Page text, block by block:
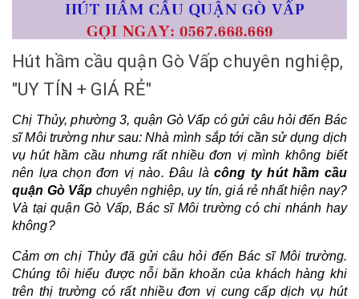
Hút hầm cầu quận Gò Vấp chuyên nghiệp,
"UY TÍN + GIÁ RẺ"
Chị Thủy, phường 3, quận Gò Vấp có gửi câu hỏi đến Bác
sĩ Môi trường như sau: Nhà mình sắp tới cần sử dụng dịch
vụ hút hầm cầu nhưng rất nhiều đơn vị mình không biết
nên lựa chọn đơn vị nào. Đâu là công ty hút hầm cầu
quận Gò Vấp chuyên nghiệp, uy tín, giá rẻ nhất hiện nay?
Và tại quận Gò Vấp, Bác sĩ Môi trường có chi nhánh hay
không?
Cảm ơn chị Thủy đã gửi câu hỏi đến Bác sĩ Môi trường.
Chúng tôi hiểu được nỗi băn khoăn của khách hàng khi
trên thị trường có rất nhiều đơn vị cung cấp dịch vụ hút